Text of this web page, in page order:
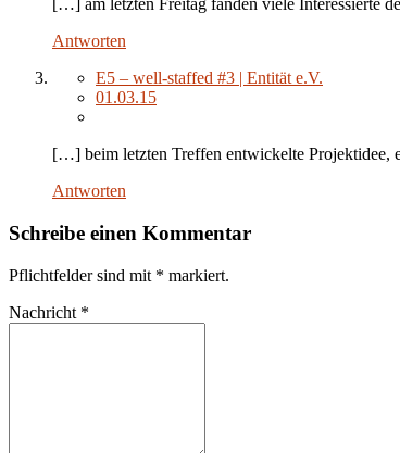
[…] am letzten Freitag fanden viele Interessierte
Antworten
E5 – well-staffed #3 | Entität e.V.
01.03.15
[…] beim letzten Treffen entwickelte
Antworten
Schreibe einen Kommentar
Pflichtfelder sind mit * markiert.
Nachricht *